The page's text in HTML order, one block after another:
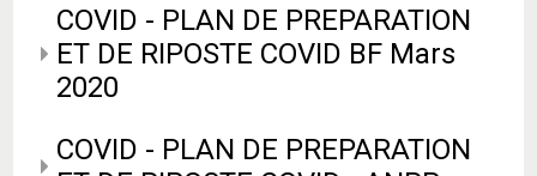
COVID - PLAN DE PREPARATION
ET DE RIPOSTE COVID BF Mars
2020
COVID - PLAN DE PREPARATION